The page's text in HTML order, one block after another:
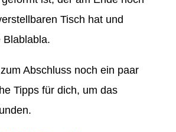
Tisch hat und
Blablabla.
Abschluss noch ein paar
Tipps für dich, um das